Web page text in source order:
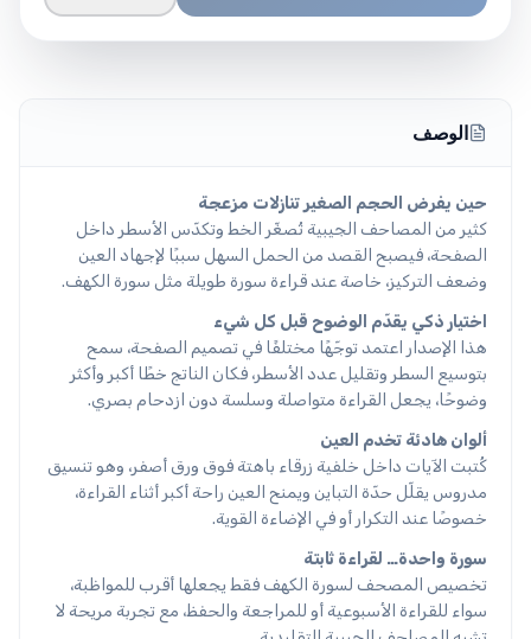
الوصف
حين يفرض الحجم الصغير تنازلات مزعجة
كثير من المصاحف الجيبية تُصغّر الخط وتكدّس الأسطر داخل
الصفحة، فيصبح القصد من الحمل السهل سببًا لإجهاد العين
وضعف التركيز، خاصة عند قراءة سورة طويلة مثل سورة الكهف.
اختيار ذكي يقدّم الوضوح قبل كل شيء
هذا الإصدار اعتمد توجّهًا مختلفًا في تصميم الصفحة، سمح
بتوسيع السطر وتقليل عدد الأسطر، فكان الناتج خطًا أكبر وأكثر
وضوحًا، يجعل القراءة متواصلة وسلسة دون ازدحام بصري.
ألوان هادئة تخدم العين
كُتبت الآيات داخل خلفية زرقاء باهتة فوق ورق أصفر، وهو تنسيق
مدروس يقلّل حدّة التباين ويمنح العين راحة أكبر أثناء القراءة،
خصوصًا عند التكرار أو في الإضاءة القوية.
سورة واحدة… لقراءة ثابتة
تخصيص المصحف لسورة الكهف فقط يجعلها أقرب للمواظبة،
سواء للقراءة الأسبوعية أو للمراجعة والحفظ، مع تجربة مريحة لا